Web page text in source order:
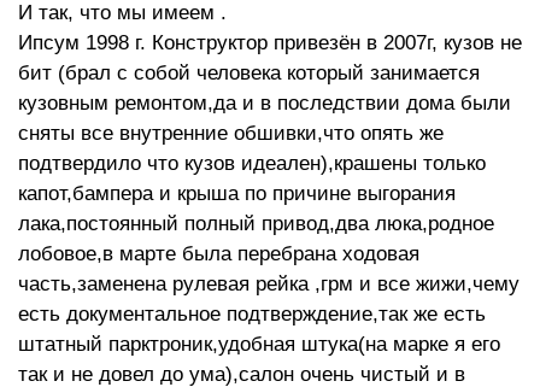
И так, что мы имеем .
Ипсум 1998 г. Конструктор привезён в 2007г, кузов не
бит (брал с собой человека который занимается
кузовным ремонтом,да и в последствии дома были
сняты все внутренние обшивки,что опять же
подтвердило что кузов идеален),крашены только
капот,бампера и крыша по причине выгорания
лака,постоянный полный привод,два люка,родное
лобовое,в марте была перебрана ходовая
часть,заменена рулевая рейка ,грм и все жижи,чему
есть документальное подтверждение,так же есть
штатный парктроник,удобная штука(на марке я его
так и не довел до ума),салон очень чистый и в